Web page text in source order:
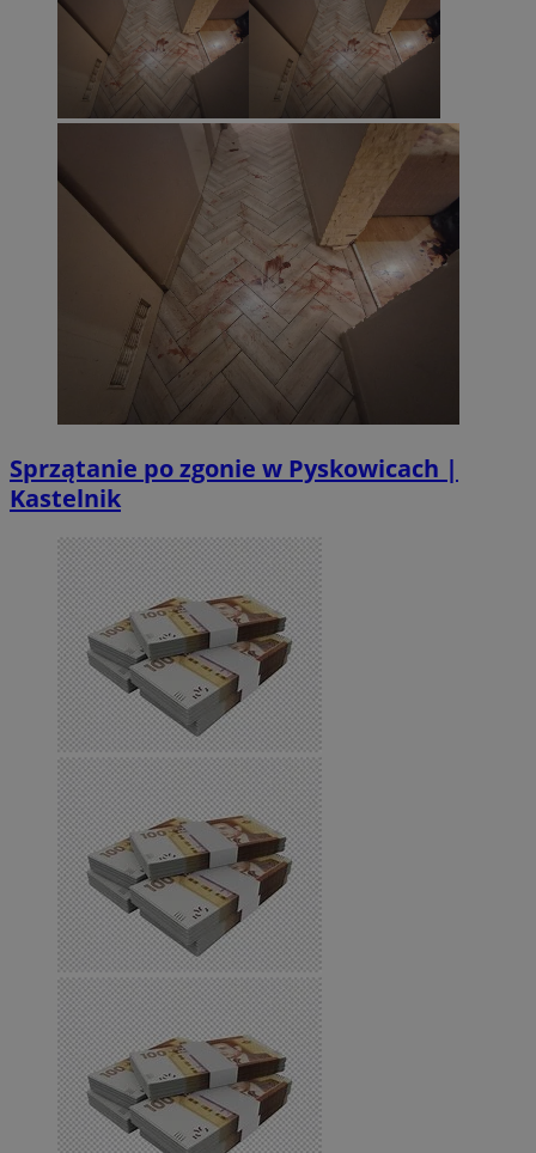
Sprzątanie po zgonie w Pyskowicach |
Kastelnik